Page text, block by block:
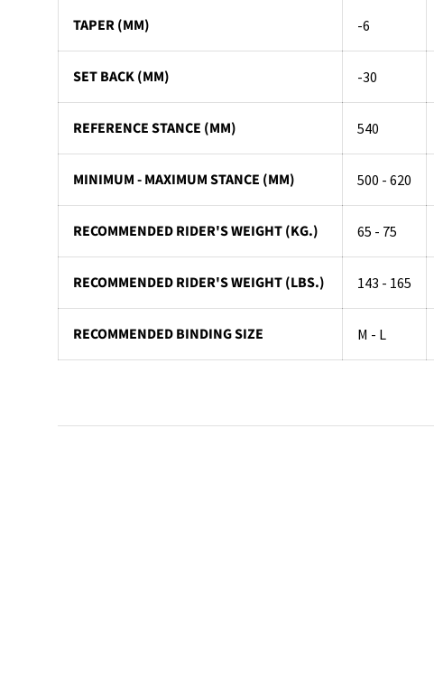
TAPER (MM) -6
SET BACK (MM) -30
REFERENCE STANCE (MM) 540
MINIMUM - MAXIMUM STANCE (MM) 500 - 620
RECOMMENDED RIDER'S WEIGHT (KG.) 65 - 75
RECOMMENDED RIDER'S WEIGHT (LBS.) 143 - 165
RECOMMENDED BINDING SIZE M - L